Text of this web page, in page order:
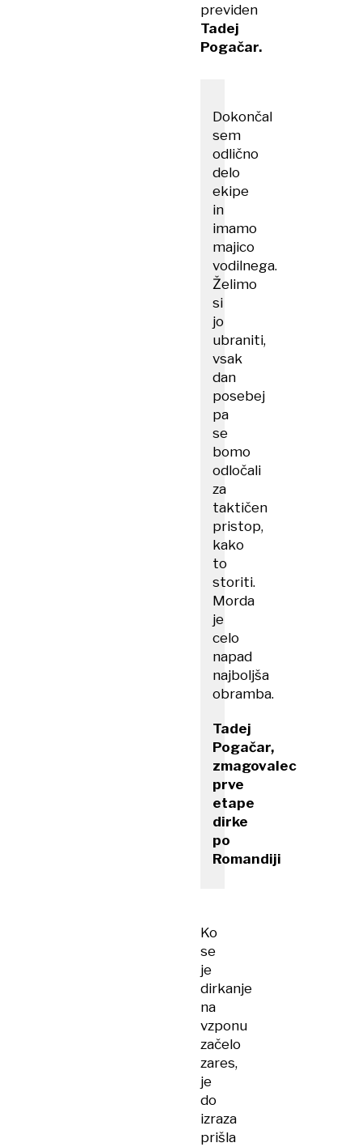
previden
Tadej
Pogačar.
Dokončal
sem
odlično
delo
ekipe
in
imamo
majico
vodilnega.
Želimo
si
jo
ubraniti,
vsak
dan
posebej
pa
se
bomo
odločali
za
taktičen
pristop,
kako
to
storiti.
Morda
je
celo
napad
najboljša
obramba.
Tadej
Pogačar,
zmagovalec
prve
etape
dirke
po
Romandiji
Ko
se
je
dirkanje
na
vzponu
začelo
zares,
je
do
izraza
prišla